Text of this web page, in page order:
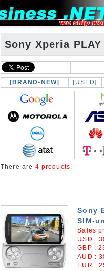
Sony Xperia PLAY
[BRAND-NEW] [USED]
There are 4 products.
Sony
SIM-
Sales
USD :
GBP :
AUD :
EUR :